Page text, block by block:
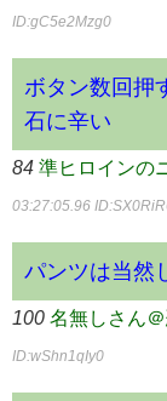
ID:gC5e2Mzg0
ボタン数回押
石に辛い
84 準ヒロインの
03:27:05.96
パンツは当然
100 名無しさん
ID:wShn1qIy0